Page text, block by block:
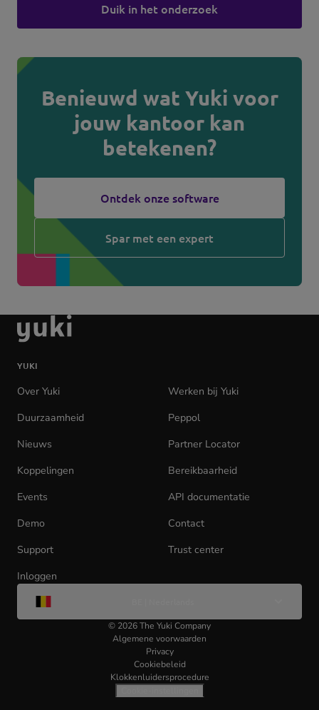
Duik in het onderzoek
(opens
Benieuwd wat Yuki voor
jouw kantoor kan
betekenen?
Ontdek onze software
Spar met een expert
Ga
naar
homepage
YUKI
Over Yuki Werken bij Yuki
Duurzaamheid
Peppol
Nieuws
Partner Locator
Koppelingen
Bereikbaarheid
Events
API documentatie
Demo
Contact
Support
Trust center
Inloggen
tab)
© 2026The Yuki Company
Algemene voorwaarden
Privacy
Cookiebeleid
Klokkenluidersprocedure